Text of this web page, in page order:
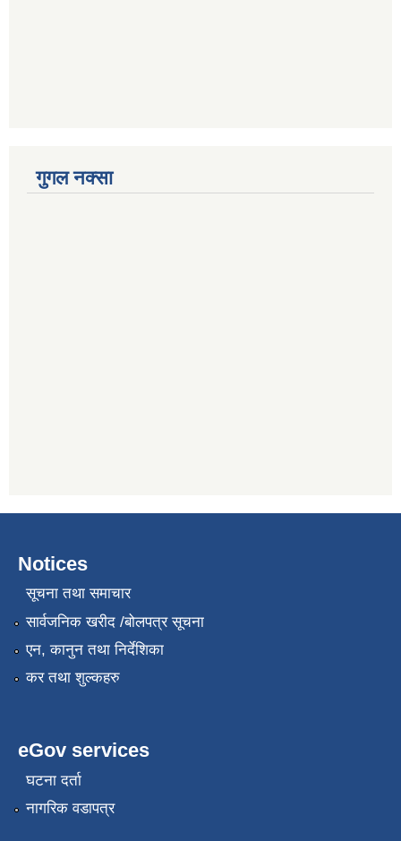
गुगल नक्सा
Notices
सूचना तथा समाचार
सार्वजनिक खरीद /बोलपत्र सूचना
एन, कानुन तथा निर्देशिका
कर तथा शुल्कहरु
eGov services
घटना दर्ता
नागरिक वडापत्र